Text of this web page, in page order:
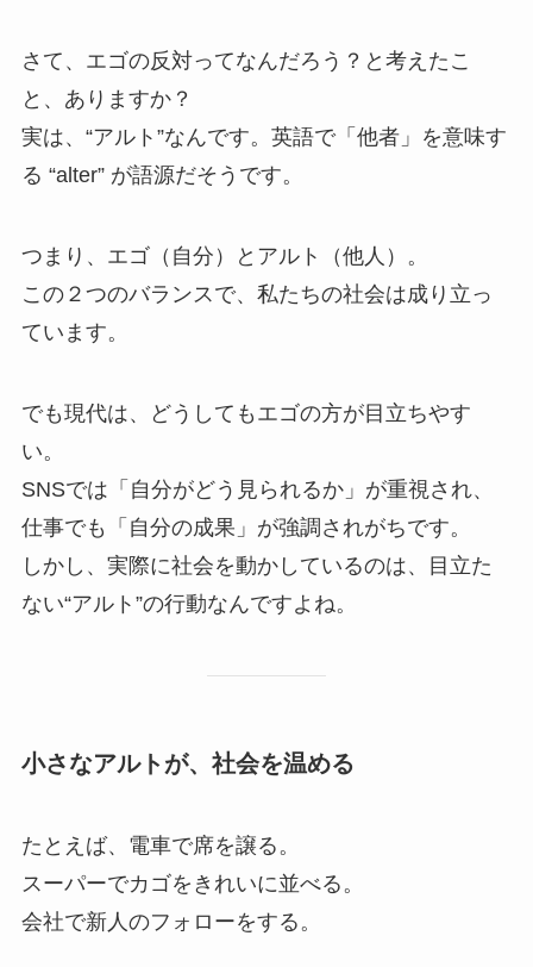
さて、エゴの反対ってなんだろう？と考えたこ
と、ありますか？
実は、“アルト”なんです。英語で「他者」を意味す
る “alter” が語源だそうです。
つまり、エゴ（自分）とアルト（他人）。
この２つのバランスで、私たちの社会は成り立っ
ています。
でも現代は、どうしてもエゴの方が目立ちやす
い。
SNSでは「自分がどう見られるか」が重視され、
仕事でも「自分の成果」が強調されがちです。
しかし、実際に社会を動かしているのは、目立た
ない“アルト”の行動なんですよね。
小さなアルトが、社会を温める
たとえば、電車で席を譲る。
スーパーでカゴをきれいに並べる。
会社で新人のフォローをする。